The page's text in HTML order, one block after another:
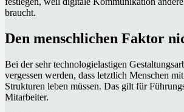
braucht.
Den menschlichen Faktor
Bei der sehr technologielastigen
vergessen werden, dass letztlich Menschen
Strukturen leben müssen. Das gilt für
Mitarbeiter.